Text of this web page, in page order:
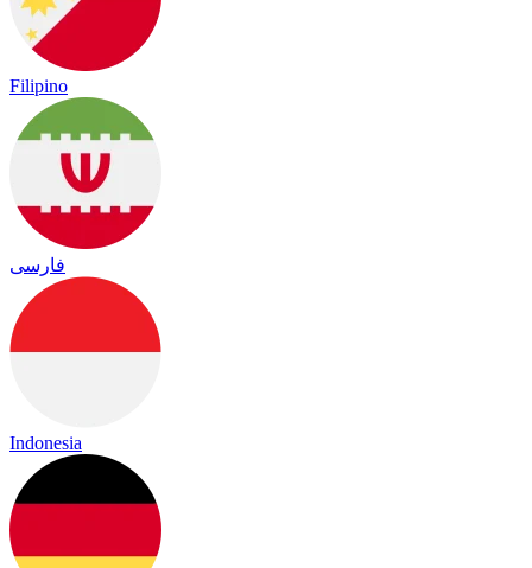
Filipino
فارسی
Indonesia